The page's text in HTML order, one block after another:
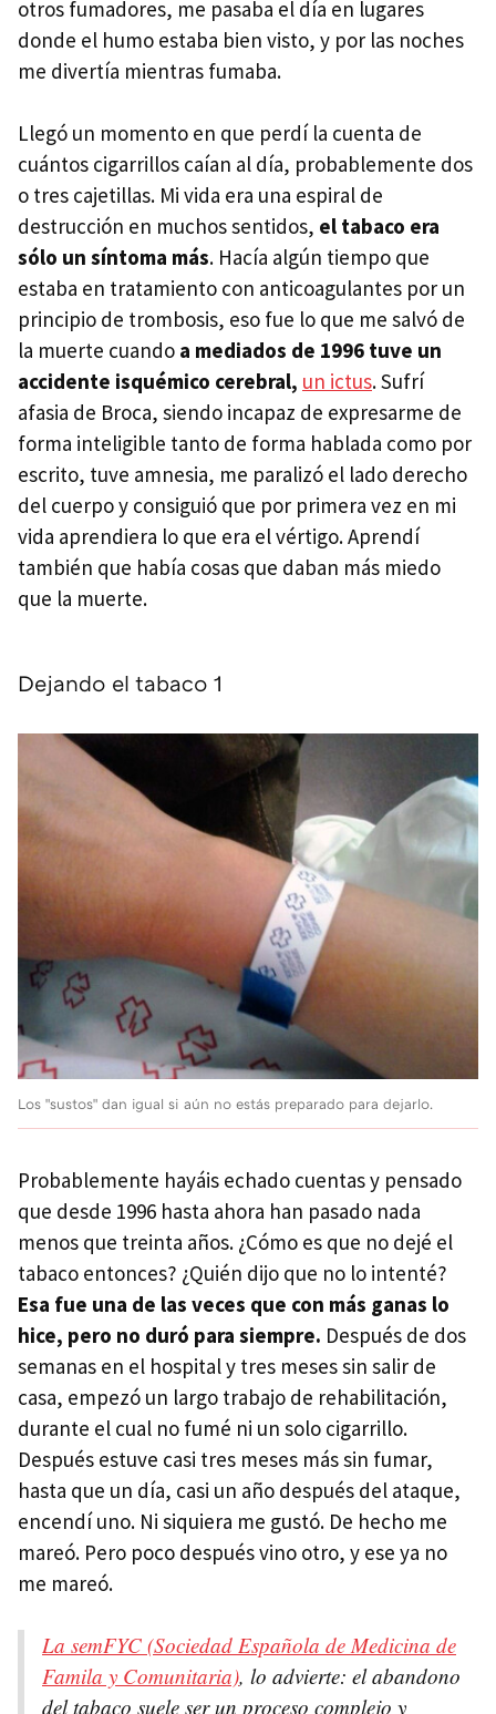
otros fumadores, me pasaba el día en lugares
donde el humo estaba bien visto, y por las noches
me divertía mientras fumaba.
Llegó un momento en que perdí la cuenta de
cuántos cigarrillos caían al día, probablemente dos
o tres cajetillas. Mi vida era una espiral de
destrucción en muchos sentidos, el tabaco era
sólo un síntoma más. Hacía algún tiempo que
estaba en tratamiento con anticoagulantes por un
principio de trombosis, eso fue lo que me salvó de
la muerte cuando a mediados de 1996 tuve un
accidente isquémico cerebral, un ictus. Sufrí
afasia de Broca, siendo incapaz de expresarme de
forma inteligible tanto de forma hablada como por
escrito, tuve amnesia, me paralizó el lado derecho
del cuerpo y consiguió que por primera vez en mi
vida aprendiera lo que era el vértigo. Aprendí
también que había cosas que daban más miedo
que la muerte.
Dejando el tabaco 1
Los "sustos" dan igual si aún no estás preparado para dejarlo.
Probablemente hayáis echado cuentas y pensado
que desde 1996 hasta ahora han pasado nada
menos que treinta años. ¿Cómo es que no dejé el
tabaco entonces? ¿Quién dijo que no lo intenté?
Esa fue una de las veces que con más ganas lo
hice, pero no duró para siempre. Después de dos
semanas en el hospital y tres meses sin salir de
casa, empezó un largo trabajo de rehabilitación,
durante el cual no fumé ni un solo cigarrillo.
Después estuve casi tres meses más sin fumar,
hasta que un día, casi un año después del ataque,
encendí uno. Ni siquiera me gustó. De hecho me
mareó. Pero poco después vino otro, y ese ya no
me mareó.
La semFYC (Sociedad Española de Medicina de
Famila y Comunitaria), lo advierte: el abandono
del tabaco suele ser un proceso complejo y